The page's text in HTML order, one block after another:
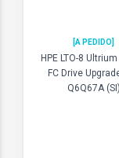
[A PEDIDO]
HPE LTO-8
FC Drive
Q6Q67A (SI)